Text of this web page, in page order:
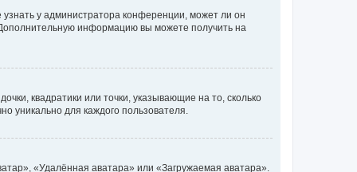
у администратора конференции, может ли он
Дополнительную информацию вы можете получить на
квадратики или точки, указывающие на то, сколько
уникально для каждого пользователя.
«Удалённая аватара» или «Загружаемая аватара».